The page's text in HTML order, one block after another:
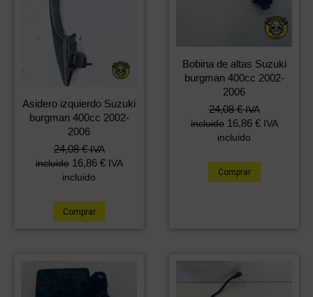
Asidero izquierdo Suzuki
burgman 400cc 2002-
2006
24,08€ IVA
incluido 16,86 € IVA
incluido
Comprar
Bobina de altas Suzuki
burgman 400cc 2002-
2006
24,08€ IVA
incluido 16,86 € IVA
incluido
Comprar